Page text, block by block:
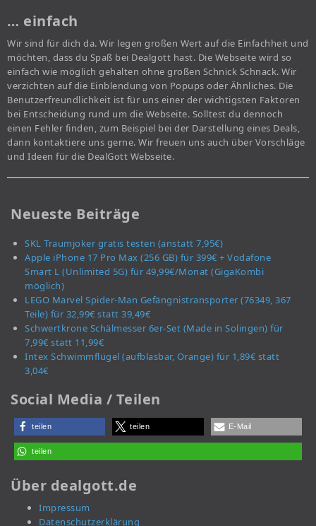
… einfach
Wir sind für dich da. Wir legen großen Wert auf die Einfachheit und
möchten, dass du Spaß bei Dealgott hast. Die Webseite wird so
einfach wie möglich gehalten ohne großen Schnick Schnack. Wir
verzichten auf die Einblendung von Popups oder Ähnliches. Die
Benutzerfreundlichkeit ist für uns einer der wichtigsten Faktoren
bei Entscheidung rund um die Webseite. Solltest du dennoch
einen Fehler finden, zum Beispiel bei der Darstellung eines Deals,
dann kontaktiere uns gerne. Wir freuen uns auch über Vorschläge
und Ideen für die DealGott Webseite.
Neueste Beiträge
SKL Traumjoker gratis testen (anstatt 7,95€)
Apple iPhone 17 Pro Max (256 GB) für 399€ + Vodafone
Smart L (Unlimited 5G) für 49,99€/Monat (GigaKombi
möglich)
LEGO Marvel Spider-Man Gefängnistransporter (76349, 367
Teile) für 32,99€ statt 39,49€
Schwertkrone Schälmesser 6er-Set (Made in Solingen) für
7,99€ statt 11,99€
Intex Schwimmflügel (aufblasbar, Orange) für 1,89€ statt
3,04€
Social Media / Teilen
teilen teilen E-Mail
teilen
Über dealgott.de
Impressum
Datenschutzerklärung